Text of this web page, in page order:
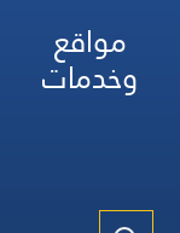
مواقع
وخدمات